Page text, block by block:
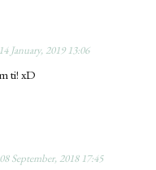
14 January, 2019 13:06
ti! xD
08 September, 2018 17:45